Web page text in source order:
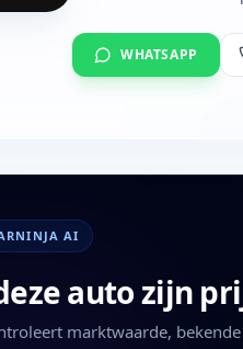
WHATSAPP
AI
auto zijn
marktwaarde,